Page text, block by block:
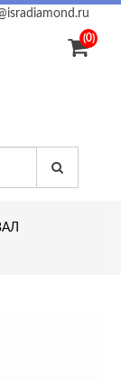
(0)